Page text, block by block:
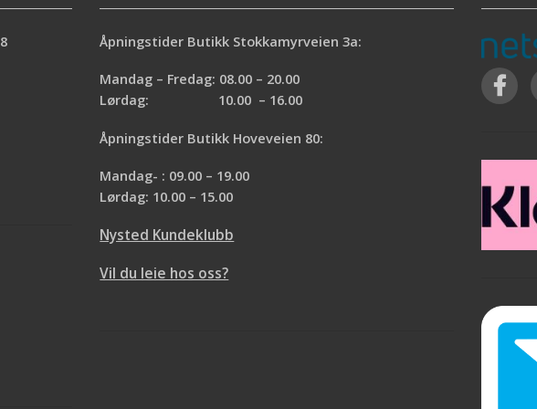
Åpningstider Butikk Stokkamyrveien 3a:
Mandag – Fredag: 08.00 – 20.00
Lørdag: 10.00 – 16.00
Åpningstider Butikk Hoveveien 80:
Mandag- : 09.00 – 19.00
Lørdag: 10.00 – 15.00
Nysted Kundeklubb
Vil du leie hos oss?